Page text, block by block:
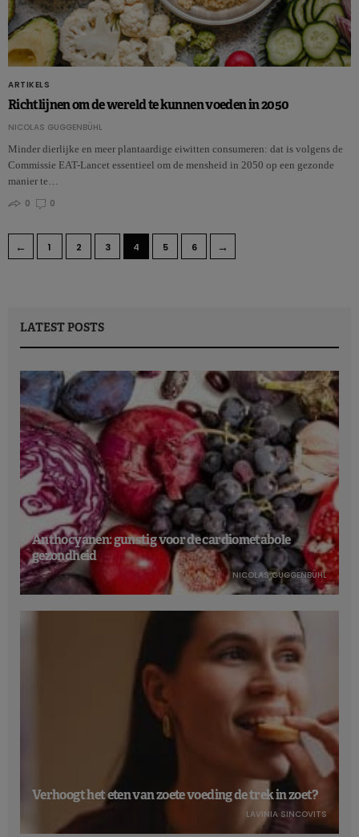
ARTIKELS
Richtlijnen om de wereld te kunnen voeden in 2050
NICOLAS GUGGENBÜHL
Minder dierlijke en meer plantaardige eiwitten consumeren: dat is volgens de
Commissie EAT-Lancet essentieel om de mensheid in 2050 op een gezonde
manier te…
0
0
← 1 2 3 4 5 6 →
LATEST POSTS
Anthocyanen: gunstig voor de cardiometabole
gezondheid
NICOLAS GUGGENBÜHL
Verhoogt het eten van zoete voeding de trek in zoet?
LAVINIA SINCOVITS